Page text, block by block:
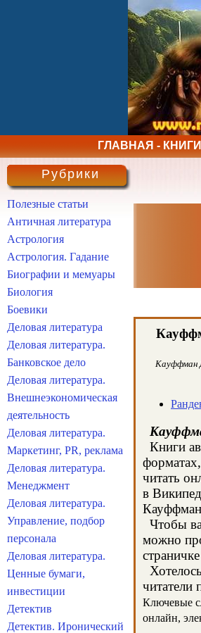
ГЛАВНАЯ - КНИГИ
Кауффман
Книги
читать
в
Чтобы
можно
читатели
Ключевые
онлайн,
Рубрики
Полезные статьи
Античная литература
Астрология
Астрология. Гадание
Биографии и мемуары
Биология
Боевики
Деловая литература
Деловая литература.
Банковское дело
Деловая литература.
Внешнеэкономическая
деятельность
Деловая литература.
Маркетинг, PR, реклама
Деловая литература.
Менеджмент
Деловая литература.
Управление, подбор
персонала
Деловая литература.
Ценные бумаги,
инвестиции
Детектив
Детектив. Иронический